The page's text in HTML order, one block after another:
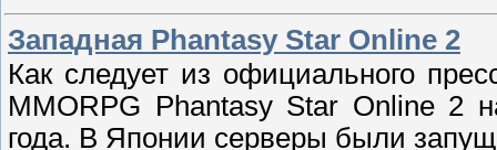
Западная Phantasy Star Online 2
Как следует из официального
MMORPG Phantasy Star Online 2
года. В Японии серверы были